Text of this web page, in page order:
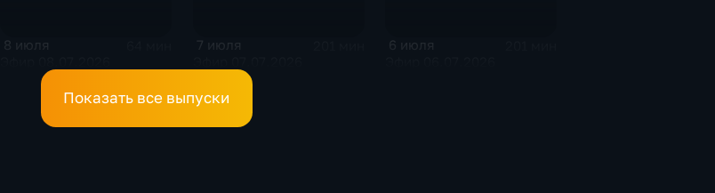
8 июля 7 июля 6 июля
Показать все выпуски